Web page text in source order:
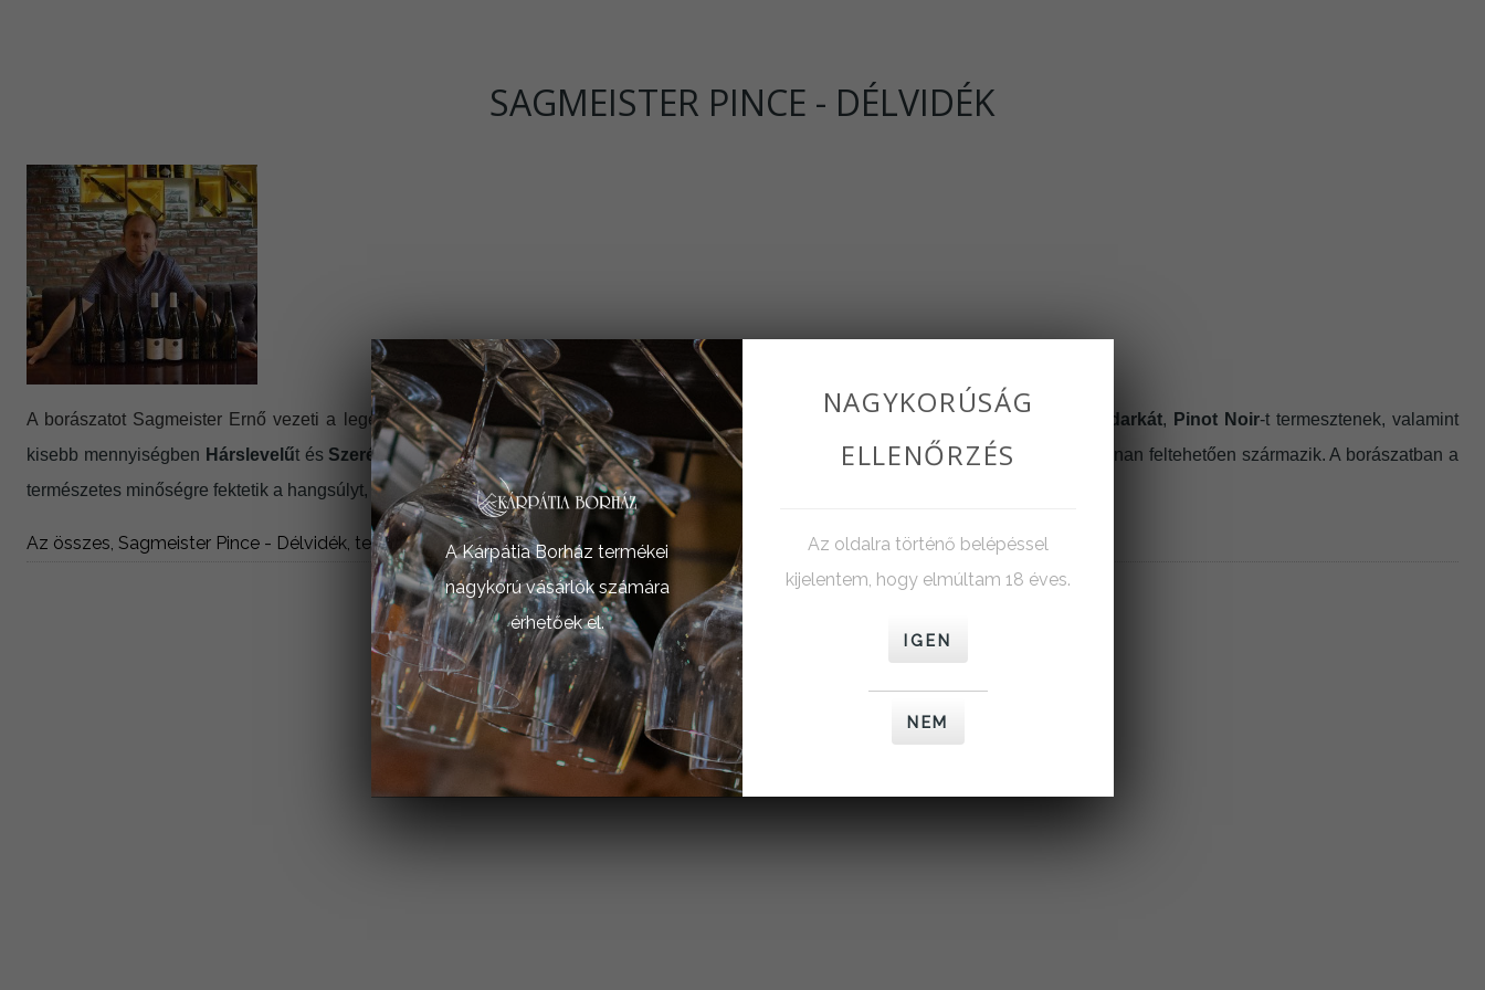
SAGMEISTER PINCE - DÉLVIDÉK
A borászatot Sagmeister Ernő vezeti a legendás szerémi borvidéken, Ürög és Nyárád történelmi dűlőiben. 5,5 hektáron Kadarkát, Pinot Noir-t termesztenek, valamint
kisebb mennyiségben Hárslevelűt és Szerémi Zöldet. A szigeti-t (a furmint magyar neve) ez a borászat vitte vissza a Tarcal-hegyre, ahonnan feltehetően származik. A borászatban a
természetes minőségre fektetik a hangsúlyt, spontán erjesztenek, adalékanyagokat nem használnak.
Az összes, Sagmeister Pince - Délvidék, termék megtekintéseA Kárpátia Borház termékei
nagykorú vásárlók számára
érhetőek el.
NAGYKORÚSÁG
ELLENŐRZÉS
Az oldalra történő belépéssel
kijelentem, hogy elmúltam 18 éves.
IGEN
NEM